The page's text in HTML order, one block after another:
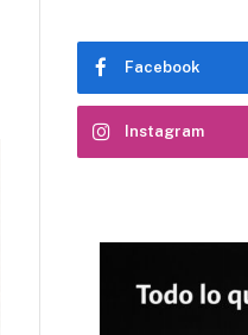
Facebook
Instagram